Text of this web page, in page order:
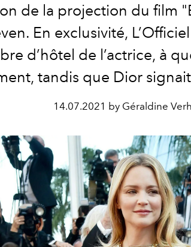
de la projection du film
En exclusivité,
d’hôtel de l’actrice, à
tandis que Dior
14.07.2021 by Géraldine